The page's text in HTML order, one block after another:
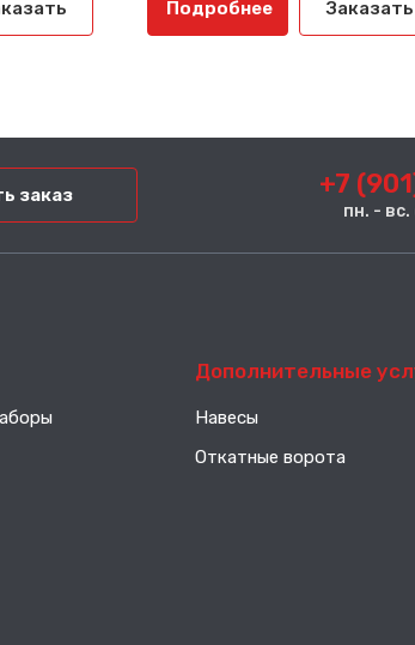
Подробнее Заказать
заказ +7
пн. -
Дополнительные
Навесы
Откатные ворота